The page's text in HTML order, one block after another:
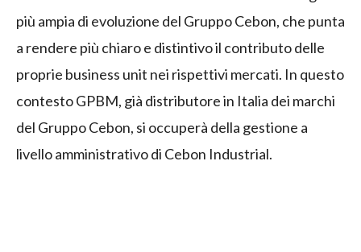
più ampia di evoluzione del Gruppo Cebon, che punta
a rendere più chiaro e distintivo il contributo delle
proprie business unit nei rispettivi mercati. In questo
contesto GPBM, già distributore in Italia dei marchi
del Gruppo Cebon, si occuperà della gestione a
livello amministrativo di Cebon Industrial.